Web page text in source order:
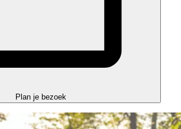
Plan je bezoek